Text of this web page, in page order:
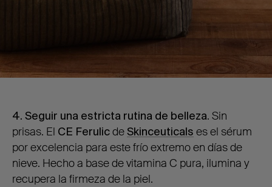
4. Seguir una estricta rutina de belleza. Sin
prisas. El CE FerulicdeSkinceuticals es el sérum
por excelencia para este frío extremo en días de
nieve. Hecho a base de vitamina C pura, ilumina y
recupera la firmeza de la piel.